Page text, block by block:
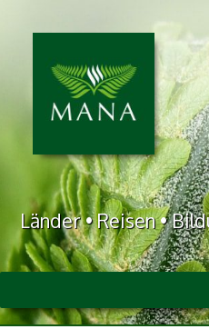
Länder • Reisen •